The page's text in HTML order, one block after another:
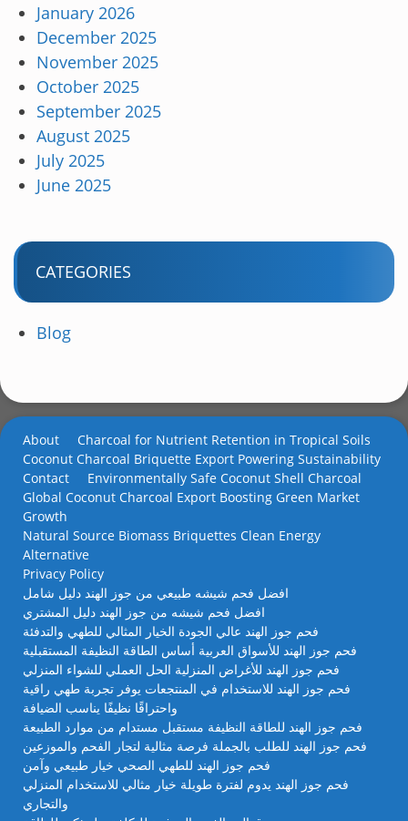
January 2026
December 2025
November 2025
October 2025
September 2025
August 2025
July 2025
June 2025
CATEGORIES
Blog
About
Charcoal for Nutrient Retention in Tropical Soils
Coconut Charcoal Briquette Export Powering Sustainability
Contact
Environmentally Safe Coconut Shell Charcoal
Global Coconut Charcoal Export Boosting Green Market
Growth
Natural Source Biomass Briquettes Clean Energy
Alternative
Privacy Policy
افضل فحم شيشه طبيعي من جوز الهند دليل شامل
افضل فحم شيشه من جوز الهند دليل المشتري
فحم جوز الهند عالي الجودة الخيار المثالي للطهي والتدفئة
فحم جوز الهند للأسواق العربية أساس الطاقة النظيفة المستقبلية
فحم جوز الهند للأغراض المنزلية الحل العملي للشواء المنزلي
فحم جوز الهند للاستخدام في المنتجعات يوفر تجربة طهي راقية
واحتراقًا نظيفًا يناسب الضيافة
فحم جوز الهند للطاقة النظيفة مستقبل مستدام من موارد الطبيعة
فحم جوز الهند للطلب بالجملة فرصة مثالية لتجار الفحم والموزعين
فحم جوز الهند للطهي الصحي خيار طبيعي وآمن
فحم جوز الهند يدوم لفترة طويلة خيار مثالي للاستخدام المنزلي
والتجاري